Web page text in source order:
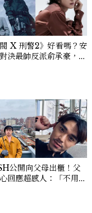
留下值得反覆回味的
閥 X 刑警2》好看嗎？安
決最帥反派俞承豪，鄭
公開向父母出櫃！父
回應超感人：「不用說